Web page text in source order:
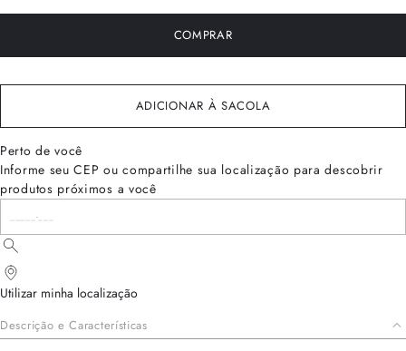
COMPRAR
ADICIONAR À SACOLA
Perto de você
Informe seu CEP ou compartilhe sua localização para descobrir
produtos próximos a você
Utilizar minha localização
Descrição e Características